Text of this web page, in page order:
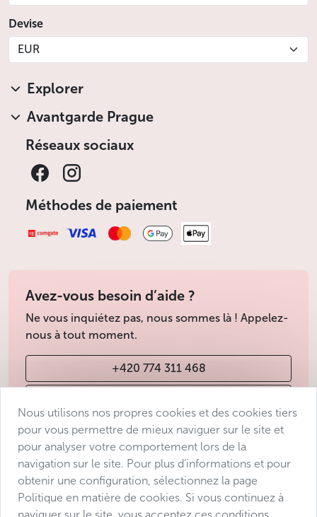
Devise
EUR
Explorer
Avantgarde Prague
Réseaux sociaux
Méthodes de paiement
Avez-vous besoin d’aide ?
Ne vous inquiétez pas, nous sommes là ! Appelez-
nous à tout moment.
+420 774 311 468
Conditions de vente
Protection des données
Déclaration d’accessibilité
Nous utilisons nos propres cookies et des cookies tiers
pour vous permettre de mieux naviguer sur le site et
pour analyser votre comportement lors de la
navigation sur le site. Pour plus d’informations et pour
obtenir une configuration, sélectionnez la page
Politique en matière de cookies. Si vous continuez à